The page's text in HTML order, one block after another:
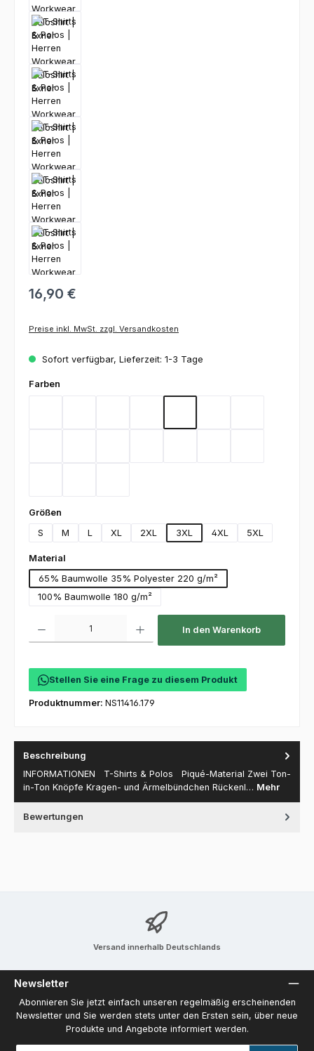
16,90 €
Preise inkl. MwSt. zzgl. Versandkosten
Sofort verfügbar, Lieferzeit: 1-3 Tage
Farben
Größen
S
M L XL 2XL 3XL 4XL 5XL
Material
65% Baumwolle 35% Polyester 220 g/m²
100% Baumwolle 180 g/m²
In den Warenkorb
Stellen Sie eine Frage zu diesem Produkt
Produktnummer: NS11416.179
Beschreibung
INFORMATIONEN T-Shirts & Polos Piqué-Material Zwei Ton-
in-Ton Knöpfe Kragen- und Ärmelbündchen Rückenl… Mehr
Bewertungen
Versand innerhalb Deutschlands
Newsletter
Abonnieren Sie jetzt einfach unseren regelmäßig erscheinenden
Newsletter und Sie werden stets unter den Ersten sein, über neue
Produkte und Angebote informiert werden.